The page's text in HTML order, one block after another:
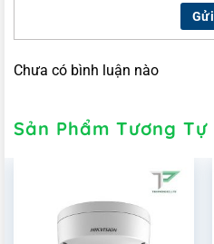
Gửi
Chưa có bình luận nào
Sản Phẩm Tương Tự